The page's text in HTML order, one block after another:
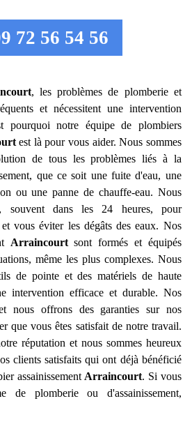
72 56 54 56
, les problèmes de plomberie et
et nécessitent une intervention
pourquoi notre équipe de plombiers
est là pour vous aider. Nous sommes
de tous les problèmes liés à la
que ce soit une fuite d'eau, une
ou une panne de chauffe-eau. Nous
souvent dans les 24 heures, pour
vous éviter les dégâts des eaux. Nos
Arraincourtsont formés et équipés
même les plus complexes. Nous
de pointe et des matériels de haute
intervention efficace et durable. Nos
nous offrons des garanties sur nos
que vous êtes satisfait de notre travail.
réputation et nous sommes heureux
clients satisfaits qui ont déjà bénéficié
assainissement Arraincourt. Si vous
de plomberie ou d'assainissement,